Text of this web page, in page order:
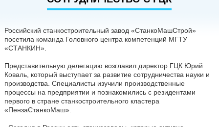
Российский станкостроительный завод «СтанкоМашСтрой»
посетила команда Головного центра компетенций МГТУ
«СТАНКИН».
Представительную делегацию возглавил директор ГЦК Юрий
Коваль, который выступает за развитие сотрудничества науки и
производства. Специалисты изучили производственные
процессы на предприятии и познакомились с резидентами
первого в стране станкостроительного кластера
«ПензаСтанкоМаш».